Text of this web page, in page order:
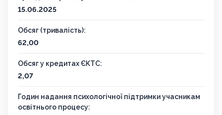
15.06.2025
Обсяг (тривалість):
62,00
Обсяг у кредитах ЄКТС:
2,07
Годин надання психологічної підтримки учасникам
освітнього процесу: